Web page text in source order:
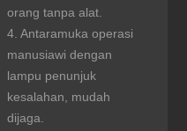
orang tanpa alat.
4. Antaramuka operasi
manusiawi dengan
lampu penunjuk
kesalahan, mudah
dijaga.